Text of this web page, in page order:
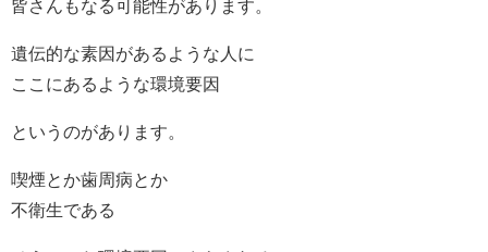
皆さんもなる可能性があります。
遺伝的な素因があるような人に
ここにあるような環境要因
というのがあります。
喫煙とか歯周病とか
不衛生である